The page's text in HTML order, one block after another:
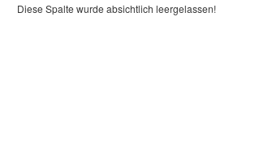
Diese Spalte wurde absichtlich leergelassen!